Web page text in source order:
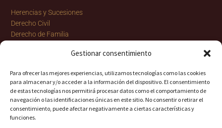
Gestionar consentimiento
Para ofrecer las mejores experiencias, utilizamos tecnologías como las cookies
para almacenar y/o acceder a la información del dispositivo. El consentimiento
de estas tecnologías nos permitirá procesar datos como el comportamiento de
navegación o las identificaciones únicas en este sitio. No consentir o retirar el
consentimiento, puede afectar negativamente a ciertas características y
funciones.
Herencias y Sucesiones
Derecho Civil
Derecho de Familia
Derecho Internacional y Extranjería